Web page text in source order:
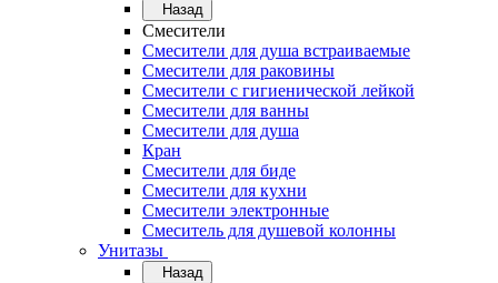
Назад
Смесители
Смесители для душа встраиваемые
Смесители для раковины
Смесители с гигиенической лейкой
Смесители для ванны
Смесители для душа
Кран
Смесители для биде
Смесители для кухни
Смесители электронные
Смеситель для душевой колонны
Унитазы
Назад